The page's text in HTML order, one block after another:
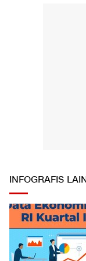
INFOGRAFIS